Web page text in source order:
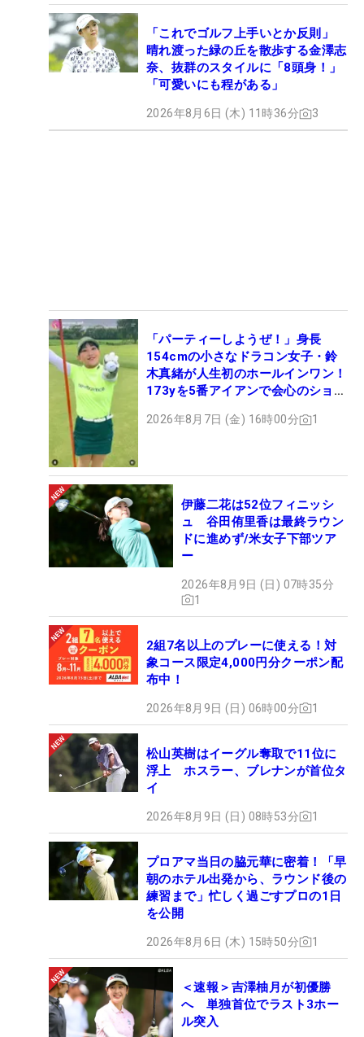
「これでゴルフ上手いとか反則」
晴れ渡った緑の丘を散歩する金澤志
奈、抜群のスタイルに「8頭身！」
「可愛いにも程がある」
2026年8月6日 (木) 11時36分 3
「パーティーしようぜ！」身長
154cmの小さなドラコン女子・鈴
木真緒が人生初のホールインワン！
173yを5番アイアンで会心のショッ
2026年8月7日 (金) 16時00分 1
伊藤二花は52位フィニッシ
ュ 谷田侑里香は最終ラウン
ドに進めず/米女子下部ツア
ー
2026年8月9日 (日) 07時35分
1
2組7名以上のプレーに使える！対
象コース限定4,000円分クーポン配
布中！
2026年8月9日 (日) 06時00分 1
松山英樹はイーグル奪取で11位に
浮上 ホスラー、ブレナンが首位タ
イ
2026年8月9日 (日) 08時53分 1
プロアマ当日の脇元華に密着！「早
朝のホテル出発から、ラウンド後の
練習まで」忙しく過ごすプロの1日
を公開
2026年8月6日 (木) 15時50分 1
＜速報＞吉澤柚月が初優勝
へ 単独首位でラスト3ホー
ル突入